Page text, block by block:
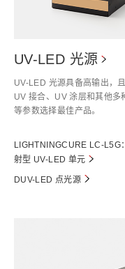
UV-LED 光源
UV-LED 光源具备高输出，
UV 接合、UV 涂层和其他多
等参数选择最佳产品。
LIGHTNINGCURE LC-L5G
射型 UV-LED 单元
DUV-LED 点光源